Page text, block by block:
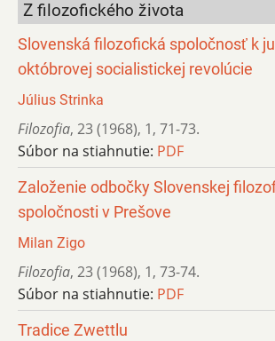
Z filozofického života
Slovenská filozofická spoločnosť k
októbrovej socialistickej revolúcie
Július Strinka
Filozofia, 23 (1968), 1, 71-73.
Súbor na stiahnutie: PDF
Založenie odbočky Slovenskej
spoločnosti v Prešove
Milan Zigo
Filozofia, 23 (1968), 1, 73-74.
Súbor na stiahnutie: PDF
Tradice Zwettlu